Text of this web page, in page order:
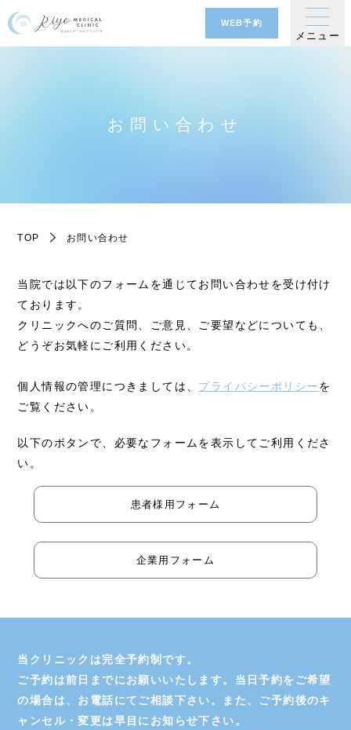
WEB予約
メニュー
初めての方へ
クリニックについて
料金一覧
お問い合わせ
TOP お問い合わせ
当院では以下のフォームを通じてお問い合わせを受け付け
ております。
クリニックへのご質問、ご意見、ご要望などについても、
どうぞお気軽にご利用ください。
個人情報の管理につきましては、 プライバシーポリシーを
ご覧ください。
以下のボタンで、必要なフォームを表示してご利用くださ
い。
患者様用フォーム
企業用フォーム
当クリニックは完全予約制です。
ご予約は前日までにお願いいたします。当日予約をご希望
の場合は、お電話にてご相談下さい。また、ご予約後のキ
ャンセル・変更は早目にお知らせ下さい。